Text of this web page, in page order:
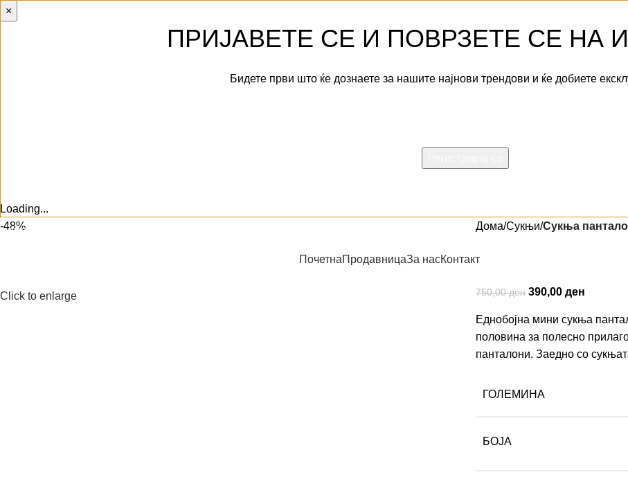
×
ПРИЈАВЕТЕ СЕ И ПОВРЗЕТЕ СЕ НА
Бидете први што ќе дознаете за нашите најнови трендови и ќе добиете
Loading...
ИСПОРАКА НИЗ ЦЕЛА МАКЕДОНИЈА
ПочетнаПродавницаЗа насКонтакт
-48%
Click to enlarge
Дома Сукњи Сукња
Сукња
750,00ден 390,00 ден
Еднобојна мини сукња
половина за полесно
панталони. Заедно со
ГОЛЕМИНА
БОЈА